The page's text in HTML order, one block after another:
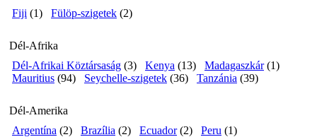
Fiji (1) Fülöp-szigetek (2)
Dél-Afrika
Dél-Afrikai Köztársaság (3) Kenya (13) Madagaszkár(1)
Mauritius (94) Seychelle-szigetek (36) Tanzánia (39)
Dél-Amerika
Argentína (2) Brazília (2) Ecuador(2) Peru (1)